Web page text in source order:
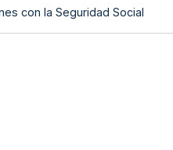
con la Seguridad Social